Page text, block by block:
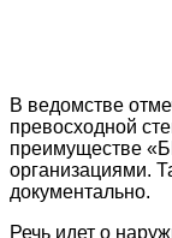
В ведомстве
превосходной
преимуществе
организациями.
документально.
Речь идет о